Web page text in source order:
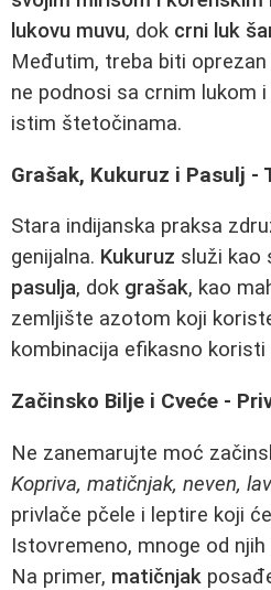
lukovu muvu, dok crni luk
Međutim, treba biti
ne podnosi sa crnim lukom
istim štetočinama.
Grašak, Kukuruz i Pasulj -
Stara indijanska praksa
genijalna. Kukuruz služi kao
pasulja, dok grašak, kao
zemljište azotom koji
kombinacija efikasno
Začinsko Bilje i Cveće -
Ne zanemarujte moć
Kopriva, matičnjak, neven,
privlače pčele i leptire koji
Istovremeno, mnoge od
Na primer, matičnjak